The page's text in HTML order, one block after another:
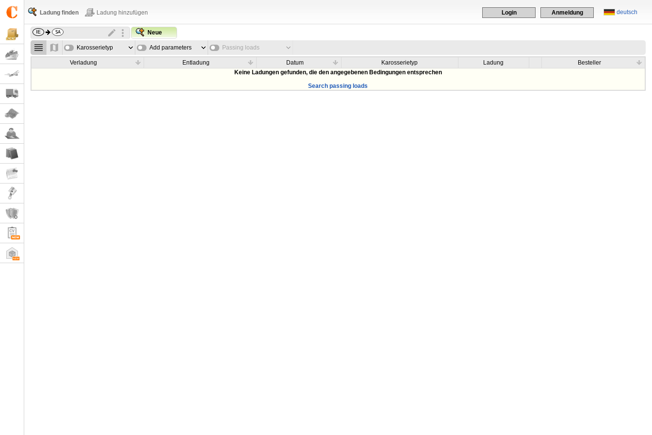
deutsch
Login Anmeldung
Ladung finden Ladung hinzufügen
Neue
Karosserietyp Add parameters Passing loads
Verladung Entladung Datum Karosserietyp Ladung
Besteller
Keine Ladungen gefunden, die den angegebenen Bedingungen entsprechen
Search passing loads